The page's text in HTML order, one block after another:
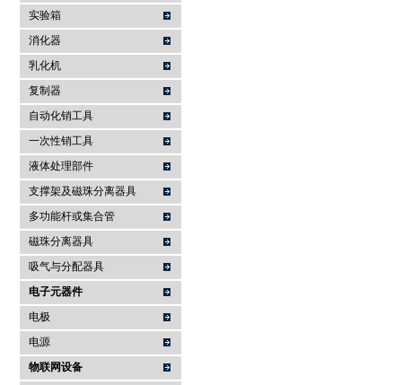
实验箱
消化器
乳化机
复制器
自动化销工具
一次性销工具
液体处理部件
支撑架及磁珠分离器具
多功能杆或集合管
磁珠分离器具
吸气与分配器具
电子元器件
电极
电源
物联网设备